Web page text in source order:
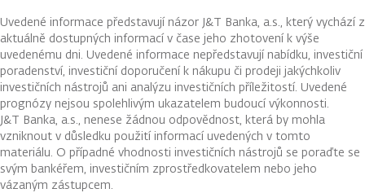
Uvedené informace představují názor J&T Banka, a.s., který vychází z
aktuálně dostupných informací v čase jeho zhotovení k výše
uvedenému dni. Uvedené informace nepředstavují nabídku, investiční
poradenství, investiční doporučení k nákupu či prodeji jakýchkoliv
investičních nástrojů ani analýzu investičních příležitostí. Uvedené
prognózy nejsou spolehlivým ukazatelem budoucí výkonnosti.
J&T Banka, a.s., nenese žádnou odpovědnost, která by mohla
vzniknout v důsledku použití informací uvedených v tomto
materiálu. O případné vhodnosti investičních nástrojů se poraďte se
svým bankéřem, investičním zprostředkovatelem nebo jeho
vázaným zástupcem.